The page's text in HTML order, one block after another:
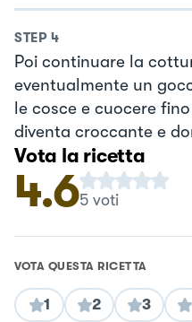
STEP 4
Poi continuare la
eventualmente un
le cosce e cuocere
diventa croccante e
Vota la ricetta
4.65voti
VOTA QUESTA RICETTA
1 2 3